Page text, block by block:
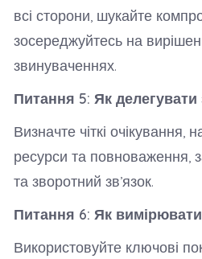
всі сторони, шукайте
зосереджуйтесь на
звинуваченнях.
Питання 5: Як делегувати
Визначте чіткі очікування,
ресурси та повноваження,
та зворотний зв’язок.
Питання 6: Як
Використовуйте ключові